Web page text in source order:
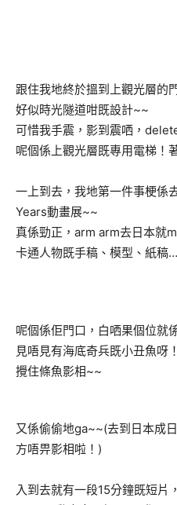
跟住我地終於搵到上觀光層的
好似時光隧道咁既設計~~
可惜我手震，影到震哂，
呢個係上觀光層既專用電梯！
一上到去，我地第一件事梗係
Years動畫展~~
真係勁正，arm arm去日本就
卡通人物既手稿、模型、紙稿
呢個係佢門口，白哂果個位就
見唔見有海底奇兵既小丑魚呀
攪住條魚影相~~
又係偷偷地ga~~(去到日本成
方唔畀影相啦！)
入到去就有一段15分鐘既短片